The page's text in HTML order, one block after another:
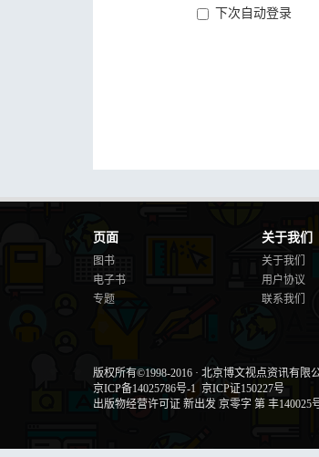
下次自动登录
页面
图书
电子书
专题
关于我们
关于我们
用户协议
联系我们
版权所有©1998-2016 · 北京博文视点资讯有限
京ICP备14025786号-1 京ICP证150227号
出版物经营许可证 新出发 京零字 第 丰140025